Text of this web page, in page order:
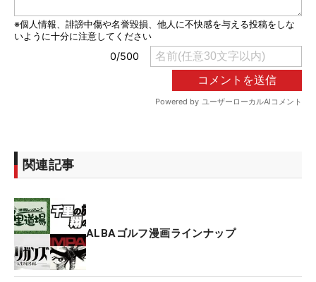
関連記事
ALBAゴルフ漫画ラインナップ